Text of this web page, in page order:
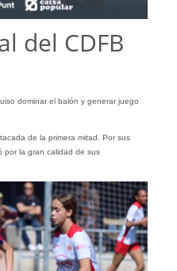
del CDFB
dominar el balón y generar juego
de la primera mitad. Por sus
por la gran calidad de sus